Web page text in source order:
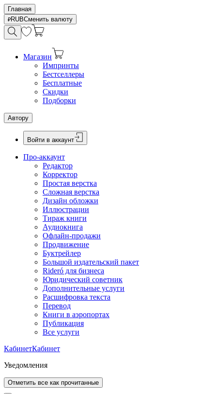
Главная
RUBСменить валюту
Магазин
Импринты
Бестселлеры
Бесплатные
Скидки
Подборки
Автору
Войти в аккаунт
Про-аккаунт
Редактор
Корректор
Простая верстка
Сложная верстка
Дизайн обложки
Иллюстрации
Тираж книги
Аудиокнига
Офлайн-продажи
Продвижение
Буктрейлер
Большой издательский пакет
Rideró для бизнеса
Юридический советник
Дополнительные услуги
Расшифровка текста
Перевод
Книги в аэропортах
Публикация
Все услуги
КабинетКабинет
Уведомления
Отметить все как прочитанные